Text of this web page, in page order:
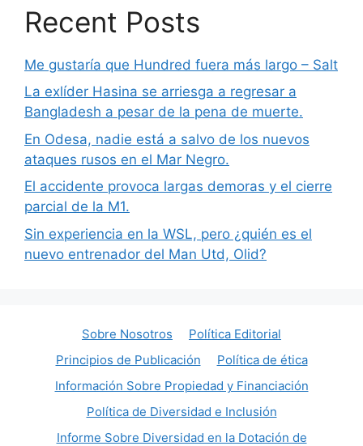
Recent Posts
Me gustaría que Hundred fuera más largo – Salt
La exlíder Hasina se arriesga a regresar a
Bangladesh a pesar de la pena de muerte.
En Odesa, nadie está a salvo de los nuevos
ataques rusos en el Mar Negro.
El accidente provoca largas demoras y el cierre
parcial de la M1.
Sin experiencia en la WSL, pero ¿quién es el
nuevo entrenador del Man Utd, Olid?
Sobre Nosotros
Política Editorial
Principios de Publicación
Política de ética
Información Sobre Propiedad y Financiación
Política de Diversidad e Inclusión
Informe Sobre Diversidad en la Dotación de